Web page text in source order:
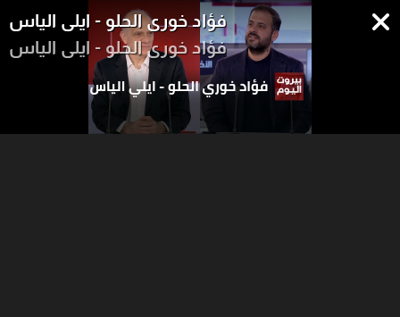
فؤاد خوري الحلو - ايلي الياس
فؤاد خوري الحلو - ايلي الياس